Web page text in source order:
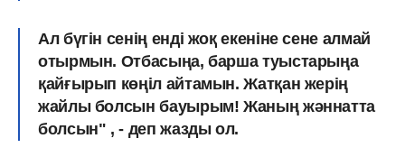
Ал бүгін сенің енді жоқ екеніне сене алмай
отырмын. Отбасыңа, барша туыстарыңа
қайғырып көңіл айтамын. Жатқан жерің
жайлы болсын бауырым! Жаның жәннатта
болсын" , - деп жазды ол.